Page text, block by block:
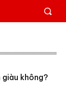
không?